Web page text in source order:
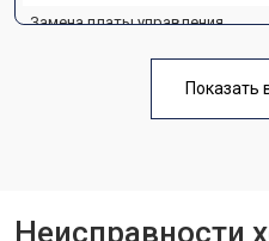
Замена платы управления
Замена мотор-компрессора
Показать
Неисправности